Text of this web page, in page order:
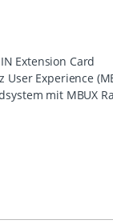
Extension Card
Experience
mit MBUX